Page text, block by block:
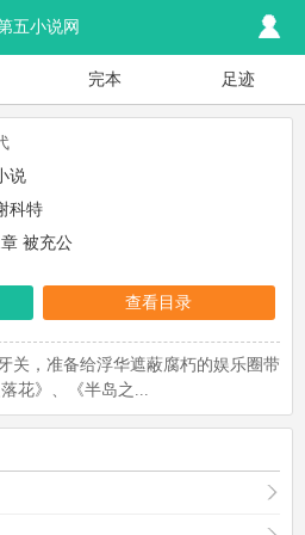
五小说网
完本 足迹
说
科特
被充公
查看目录
关，准备给浮华遮蔽腐朽的娱乐圈带
花》、《半岛之...